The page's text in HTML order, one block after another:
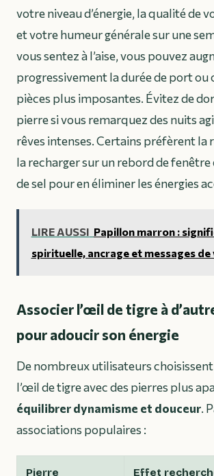
votre niveau d’énergie, la qualité de
et votre humeur générale sur une
vous sentez à l’aise, vous pouvez
progressivement la durée de port ou
pièces plus imposantes. Évitez de
pierre si vous remarquez des nuits
rêves intenses. Certains préfèrent la
la recharger sur un rebord de fenêtre
de sel pour en éliminer les énergies
LIRE AUSSI Papillon marron :
spirituelle, ancrage et messages de
Associer l’œil de tigre à
pour adoucir son énergie
De nombreux utilisateurs
l’œil de tigre avec des pierres plus
équilibrer dynamisme et douceur.
associations populaires :
Pierre Effet